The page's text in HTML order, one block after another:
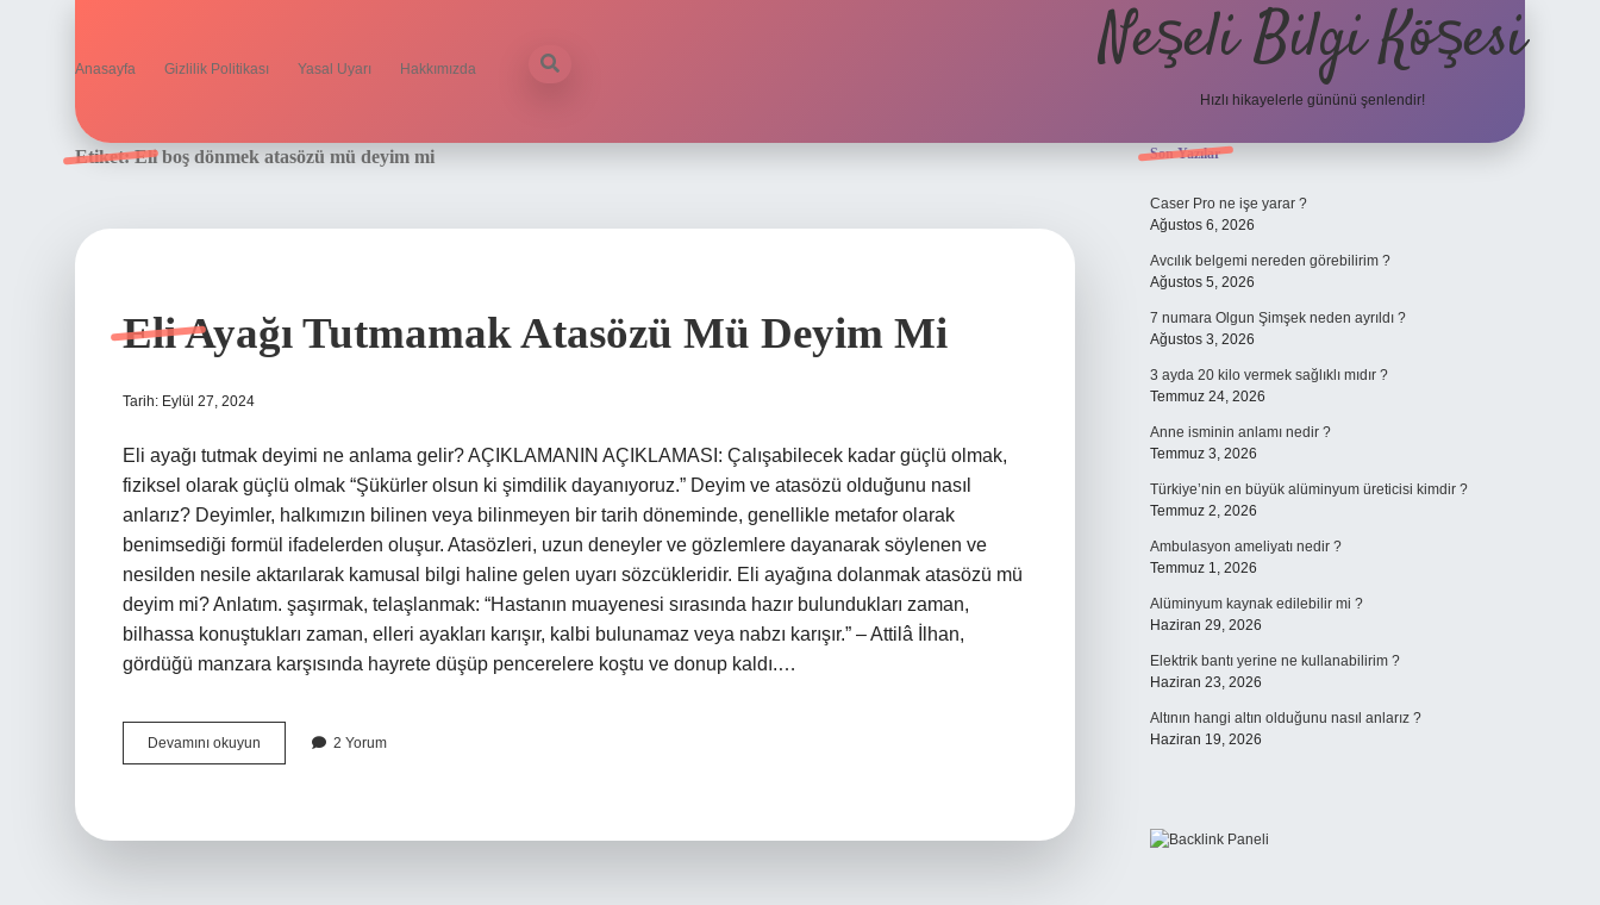
Anasayfa Gizlilik Politikası Yasal Uyarı Hakkımızda Neşeli Bilgi Köşesi
Hızlı hikayelerle gününü şenlendir!
Etiket:Eli boş dönmek atasözü mü deyim mi
Eli Ayağı Tutmamak Atasözü Mü Deyim Mi
Tarih: Eylül 27, 2024
Eli ayağı tutmak deyimi ne anlama gelir? AÇIKLAMANIN AÇIKLAMASI: Çalışabilecek kadar güçlü olmak,
fiziksel olarak güçlü olmak “Şükürler olsun ki şimdilik dayanıyoruz.” Deyim ve atasözü olduğunu nasıl
anlarız? Deyimler, halkımızın bilinen veya bilinmeyen bir tarih döneminde, genellikle metafor olarak
benimsediği formül ifadelerden oluşur. Atasözleri, uzun deneyler ve gözlemlere dayanarak söylenen ve
nesilden nesile aktarılarak kamusal bilgi haline gelen uyarı sözcükleridir. Eli ayağına dolanmak atasözü mü
deyim mi? Anlatım. şaşırmak, telaşlanmak: “Hastanın muayenesi sırasında hazır bulundukları zaman,
bilhassa konuştukları zaman, elleri ayakları karışır, kalbi bulunamaz veya nabzı karışır.” – Attilâ İlhan,
gördüğü manzara karşısında hayrete düşüp pencerelere koştu ve donup kaldı.…
Devamını okuyun
Ayağı
2 Yorum
Sidebar
Son Yazılar
Caser Pro ne işe yarar ?
Ağustos 6, 2026
Avcılık belgemi nereden görebilirim ?
Ağustos 5, 2026
7 numara Olgun Şimşek neden ayrıldı ?
Ağustos 3, 2026
3 ayda 20 kilo vermek sağlıklı mıdır ?
Temmuz 24, 2026
Anne isminin anlamı nedir ?
Temmuz 3, 2026
Türkiye’nin en büyük alüminyum üreticisi kimdir ?
Temmuz 2, 2026
Ambulasyon ameliyatı nedir ?
Temmuz 1, 2026
Alüminyum kaynak edilebilir mi ?
Haziran 29, 2026
Elektrik bantı yerine ne kullanabilirim ?
Haziran 23, 2026
Altının hangi altın olduğunu nasıl anlarız ?
Haziran 19, 2026